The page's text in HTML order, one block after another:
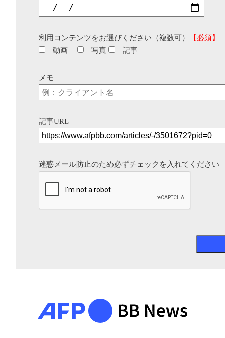
利用コンテンツをお選びください（複数可）
【必須】
動画
写真 記事
メモ
記事URL
迷惑メール防止のため必ずチェックを入れてください